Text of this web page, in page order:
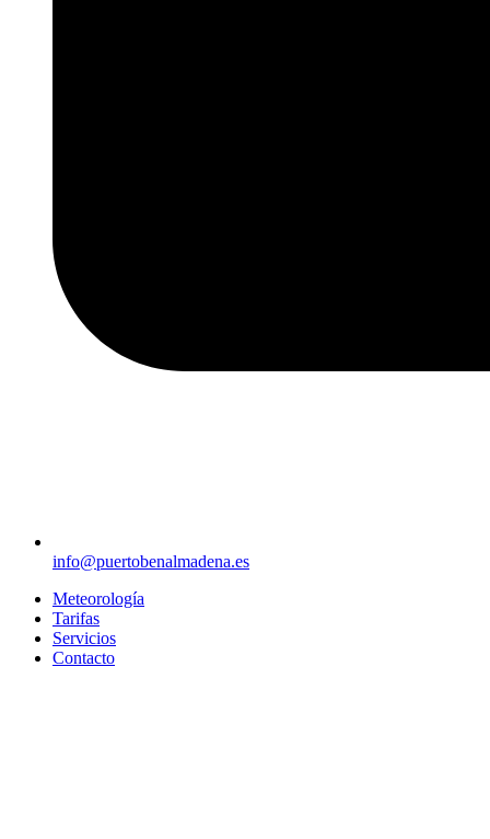
info@puertobenalmadena.es
Meteorología
Tarifas
Servicios
Contacto